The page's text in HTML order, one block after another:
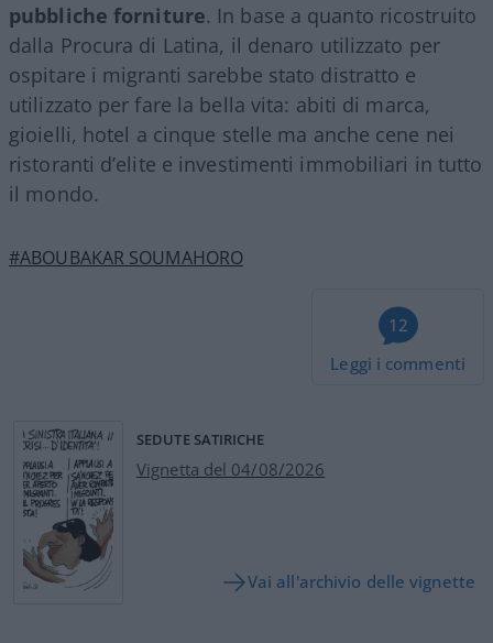
pubbliche forniture. In base a quanto ricostruito
dalla Procura di Latina, il denaro utilizzato per
ospitare i migranti sarebbe stato distratto e
utilizzato per fare la bella vita: abiti di marca,
gioielli, hotel a cinque stelle ma anche cene nei
ristoranti d’elite e investimenti immobiliari in tutto
il mondo.
#ABOUBAKAR SOUMAHORO
12
Leggi i commenti
SEDUTE SATIRICHE
Vignetta del 04/08/2026
Vai all'archivio delle vignette